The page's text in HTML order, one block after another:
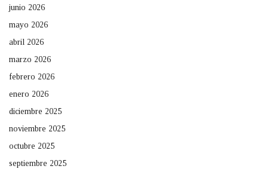
junio 2026
mayo 2026
abril 2026
marzo 2026
febrero 2026
enero 2026
diciembre 2025
noviembre 2025
octubre 2025
septiembre 2025